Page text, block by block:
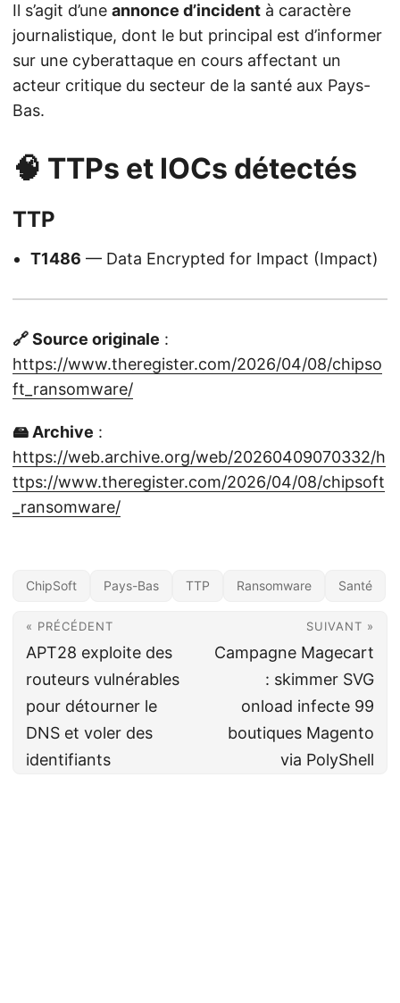
Il s’agit d’une annonce d’incident à caractère
journalistique, dont le but principal est d’informer
sur une cyberattaque en cours affectant un
acteur critique du secteur de la santé aux Pays-
Bas.
🧠 TTPs et IOCs détectés
TTP
T1486 — Data Encrypted for Impact (Impact)
🔗 Source originale :
https://www.theregister.com/2026/04/08/chipso
ft_ransomware/
🖴 Archive :
https://web.archive.org/web/20260409070332/h
ttps://www.theregister.com/2026/04/08/chipsoft
_ransomware/
ChipSoft Pays-Bas TTP Ransomware Santé
« PRÉCÉDENT
APT28 exploite des
routeurs vulnérables
pour détourner le
DNS et voler des
identifiants
SUIVANT »
Campagne Magecart
: skimmer SVG
onload infecte 99
boutiques Magento
via PolyShell